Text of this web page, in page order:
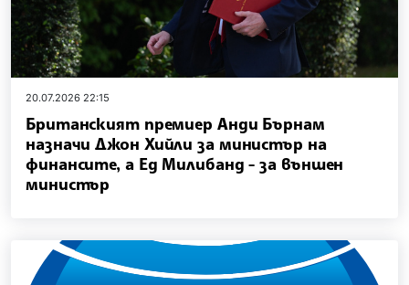
20.07.2026 22:15
Британският премиер Анди Бърнам
назначи Джон Хийли за министър на
финансите, а Ед Милибанд - за външен
министър